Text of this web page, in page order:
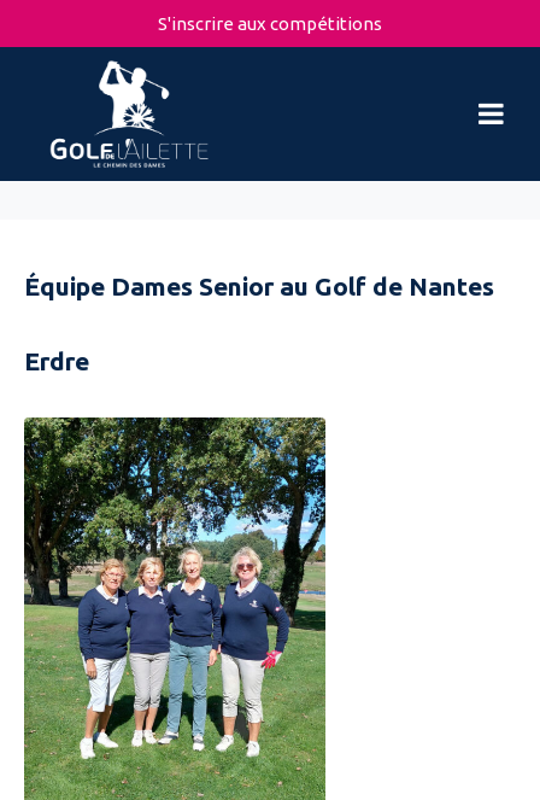
S'inscrire aux compétitions
Équipe Dames Senior au Golf de Nantes
Erdre